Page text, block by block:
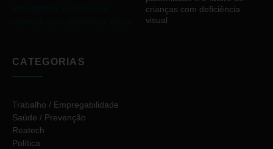
crianças com deficiência
visual
CATEGORIAS
Trabalho / Empregabilidade
Saúde / Prevenção
Reatech
Política